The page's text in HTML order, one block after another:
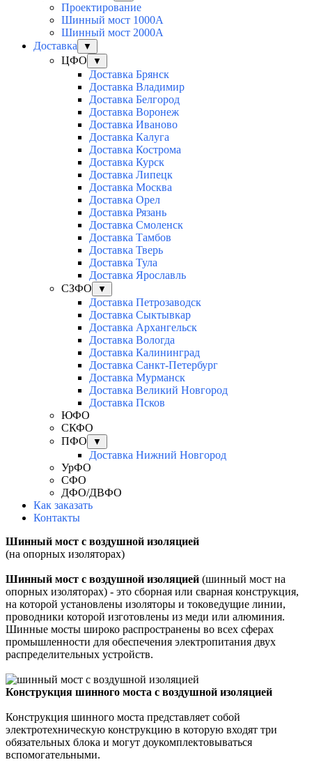
Проектирование
Шинный мост 1000А
Шинный мост 2000А
Доставка
▼
ЦФО ▼
Доставка Брянск
Доставка Владимир
Доставка Белгород
Доставка Воронеж
Доставка Иваново
Доставка Калуга
Доставка Кострома
Доставка Курск
Доставка Липецк
Доставка Москва
Доставка Орел
Доставка Рязань
Доставка Смоленск
Доставка Тамбов
Доставка Тверь
Доставка Тула
Доставка Ярославль
СЗФО
▼
Доставка Петрозаводск
Доставка Сыктывкар
Доставка Архангельск
Доставка Вологда
Доставка Калининград
Доставка Санкт-Петербург
Доставка Мурманск
Доставка Великий Новгород
Доставка Псков
ЮФО
СКФО
ПФО
▼
Доставка Нижний Новгород
УрФО
СФО
ДФО/ДВФО
Как заказать
Контакты
Шинный мост с воздушной изоляцией
(на опорных изоляторах)
Шинный мост с воздушной изоляцией (шинный мост на
опорных изоляторах) - это сборная или сварная конструкция,
на которой установлены изоляторы и токоведущие линии,
проводники которой изготовлены из меди или алюминия.
Шинные мосты широко распространены во всех сферах
промышленности для обеспечения электропитания двух
распределительных устройств.
Конструкция шинного моста с воздушной изоляцией
Конструкция шинного моста представляет собой
электротехническую конструкцию в которую входят три
обязательных блока и могут доукомплектовываться
вспомогательными.